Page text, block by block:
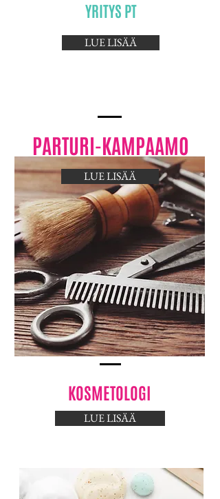
YRITYS PT
LUE LISÄÄ
PARTURI-KAMPAAMO
LUE LISÄÄ
KOSMETOLOGI
LUE LISÄÄ